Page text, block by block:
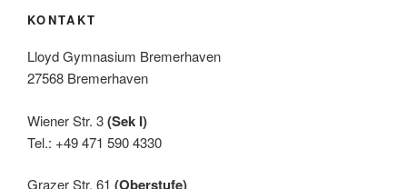
KONTAKT
Lloyd Gymnasium Bremerhaven
27568 Bremerhaven
Wiener Str. 3(Sek I)
Tel.: +49 471 590 4330
Grazer Str. 61 (Oberstufe)